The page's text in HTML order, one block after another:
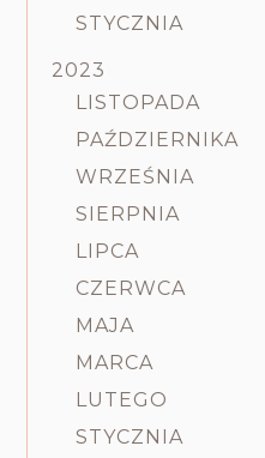
STYCZNIA
2023
LISTOPADA
PAŹDZIERNIKA
WRZEŚNIA
SIERPNIA
LIPCA
CZERWCA
MAJA
MARCA
LUTEGO
STYCZNIA